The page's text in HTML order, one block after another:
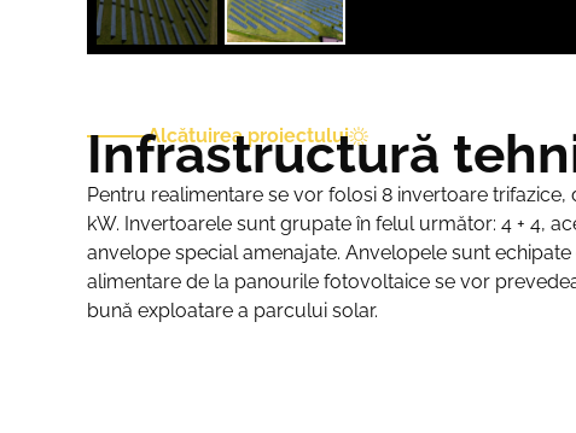
Alcătuirea proiectului
Infrastructură
Pentru realimentare se vor folosi 8 invertoare
kW. Invertoarele sunt grupate în felul următor: 4 + 4,
anvelope special amenajate. Anvelopele sunt
alimentare de la panourile fotovoltaice se vor
bună exploatare a parcului solar.